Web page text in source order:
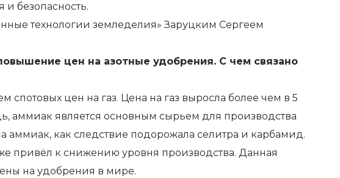
и безопасность.
технологии земледелия» Заруцким Сергеем
цен на азотные удобрения. С чем связано
цен на газ. Цена на газ выросла более чем в 5
аммиак является основным сырьем для производства
аммиак, как следствие подорожала селитра и карбамид.
привёл к снижению уровня производства. Данная
на удобрения в мире.